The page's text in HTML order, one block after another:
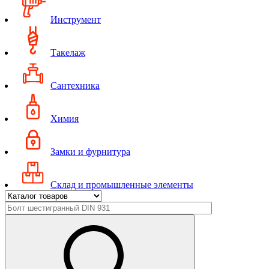
Инструмент
Такелаж
Сантехника
Химия
Замки и фурнитура
Склад и промышленные элементы